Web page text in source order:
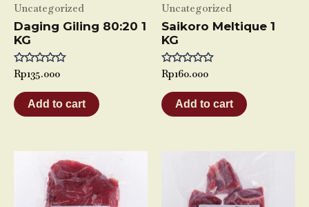
Uncategorized
Daging Giling 80:20 1
KG
Rated
out
of
5
Rp135.000
Add to cart
Uncategorized
Saikoro Meltique 1
KG
Rated
out
of
5
Rp160.000
Add to cart